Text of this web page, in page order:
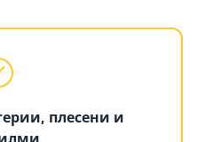
плесени и